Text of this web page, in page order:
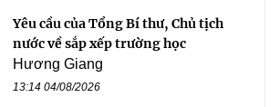
Yêu cầu của Tổng Bí thư, Chủ tịch
nước về sắp xếp trường học
Hương Giang
13:14 04/08/2026